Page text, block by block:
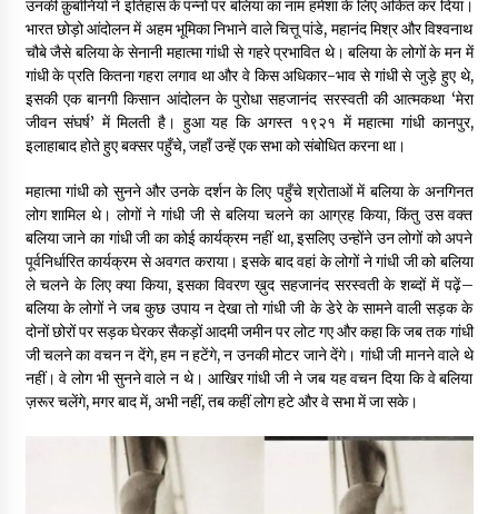
डॉक्टर अंबेडकर सामाजिक नवजागरण के अग्रदूत थे
3 years ago
सर्व सेवा संघ मुख्यालय में मनाई गई ज्योति बा फुले जयंती
3 years ago
इतिहास बदलने के प्रयास का विरोध करना होगा
3 years ago
चाइनीज मस्ट गो
3 years ago
3 years ago
पीवी राजगोपाल को जापान का निवानो शांति पुरस्कार
उनकी क़ुर्बानियों ने इतिहास के पन्नों पर बलिया का नाम हमेशा के लिए अंकित कर दिया।
भारत छोड़ो आंदोलन में अहम भूमिका निभाने वाले चित्तू पांडे, महानंद मिश्र और विश्वनाथ
चौबे जैसे बलिया के सेनानी महात्मा गांधी से गहरे प्रभावित थे। बलिया के लोगों के मन में
गांधी के प्रति कितना गहरा लगाव था और वे किस अधिकार-भाव से गांधी से जुड़े हुए थे,
इसकी एक बानगी किसान आंदोलन के पुरोधा सहजानंद सरस्वती की आत्मकथा ‘मेरा
जीवन संघर्ष’ में मिलती है। हुआ यह कि अगस्त १९२१ में महात्मा गांधी कानपुर,
इलाहाबाद होते हुए बक्सर पहुँचे, जहाँ उन्हें एक सभा को संबोधित करना था।
महात्मा गांधी को सुनने और उनके दर्शन के लिए पहुँचे श्रोताओं में बलिया के अनगिनत
लोग शामिल थे। लोगों ने गांधी जी से बलिया चलने का आग्रह किया, किंतु उस वक्त
बलिया जाने का गांधी जी का कोई कार्यक्रम नहीं था, इसलिए उन्होंने उन लोगों को अपने
पूर्वनिर्धारित कार्यक्रम से अवगत कराया। इसके बाद वहां के लोगों ने गांधी जी को बलिया
ले चलने के लिए क्या किया, इसका विवरण ख़ुद सहजानंद सरस्वती के शब्दों में पढ़ें–
बलिया के लोगों ने जब कुछ उपाय न देखा तो गांधी जी के डेरे के सामने वाली सड़क के
दोनों छोरों पर सड़क घेरकर सैकड़ों आदमी जमीन पर लोट गए और कहा कि जब तक गांधी
जी चलने का वचन न देंगे, हम न हटेंगे, न उनकी मोटर जाने देंगे। गांधी जी मानने वाले थे
नहीं। वे लोग भी सुनने वाले न थे। आखिर गांधी जी ने जब यह वचन दिया कि वे बलिया
ज़रूर चलेंगे, मगर बाद में, अभी नहीं, तब कहीं लोग हटे और वे सभा में जा सके।